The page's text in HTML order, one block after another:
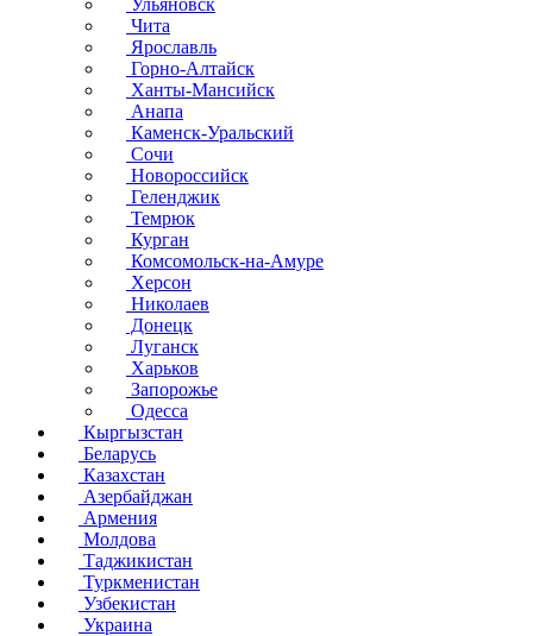
Ульяновск
Чита
Ярославль
Горно-Алтайск
Ханты-Мансийск
Анапа
Каменск-Уральский
Сочи
Новороссийск
Геленджик
Темрюк
Курган
Комсомольск-на-Амуре
Херсон
Николаев
Донецк
Луганск
Харьков
Запорожье
Одесса
Кыргызстан
Беларусь
Казахстан
Азербайджан
Армения
Молдова
Таджикистан
Туркменистан
Узбекистан
Украина